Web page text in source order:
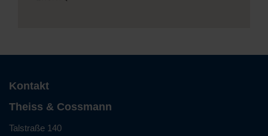
Kontakt
Theiss & Cossmann
Talstraße 140